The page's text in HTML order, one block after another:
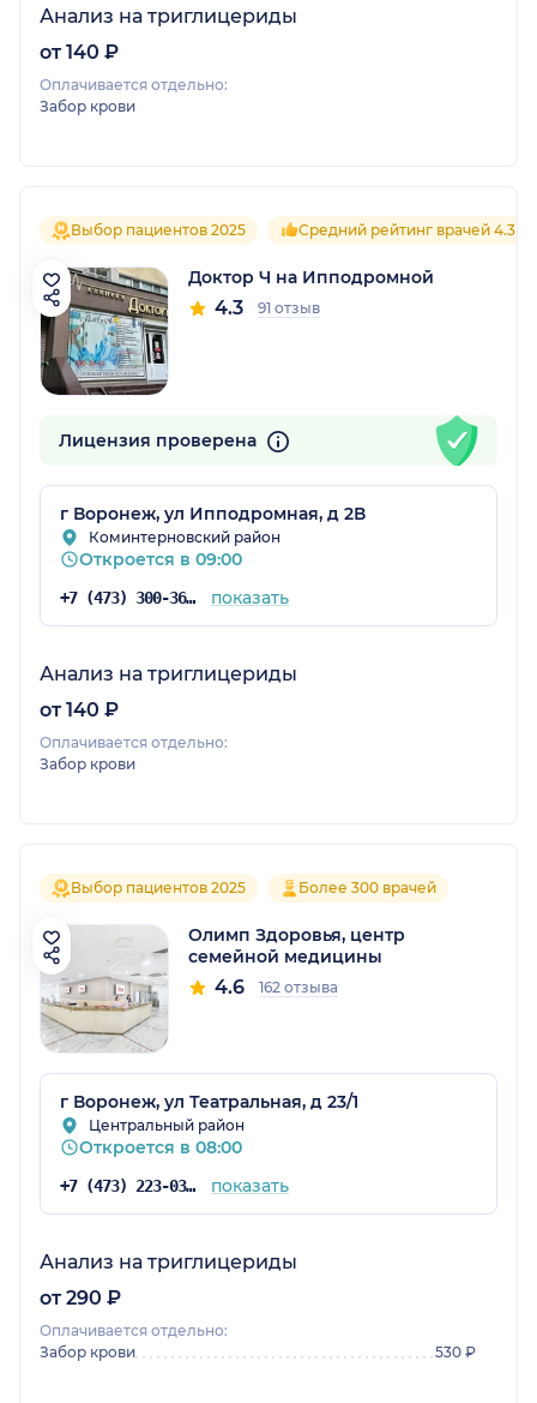
Анализ на триглицериды
от 140 ₽
Оплачивается отдельно:
Забор крови
Выбор пациентов 2025 Средний рейтинг врачей 4.3
Доктор Ч на Ипподромной
4.3 91 отзыв
Лицензия проверена
г Воронеж, ул Ипподромная, д 2В
Коминтерновский район
Откроется в 09:00
+7 (473) 300-36-03 показать
Анализ на триглицериды
от 140 ₽
Оплачивается отдельно:
Забор крови
Выбор пациентов 2025 Более 300 врачей
Олимп Здоровья, центр
семейной медицины
4.6 162 отзыва
г Воронеж, ул Театральная, д 23/1
Центральный район
Откроется в 08:00
+7 (473) 223-03-03 показать
Анализ на триглицериды
от 290 ₽
Оплачивается отдельно:
Забор крови
530 ₽